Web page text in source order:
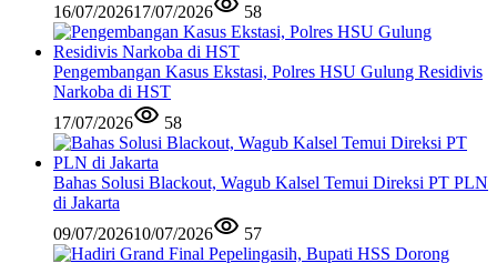
16/07/202617/07/2026 58
Pengembangan Kasus Ekstasi, Polres HSU Gulung Residivis
Narkoba di HST
17/07/2026
58
Bahas Solusi Blackout, Wagub Kalsel Temui Direksi PT PLN
di Jakarta
09/07/202610/07/2026 57